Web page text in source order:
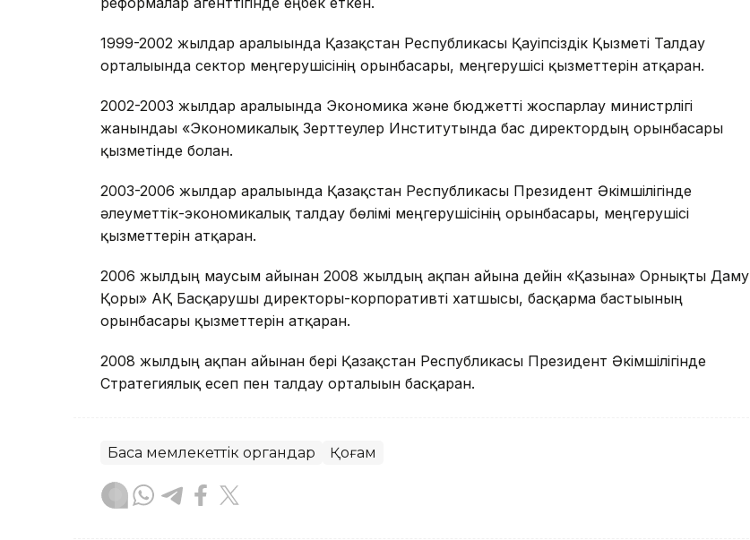
1999-2002 жылдар аралығында Қазақстан Республикасы Қауіпсіздік Қызметі Талдау
орталығында сектор меңгерушісінің орынбасары, меңгерушісі қызметтерін атқарған.
2002-2003 жылдар аралығында Экономика және бюджетті жоспарлау министрлігі
жанындағы «Экономикалық Зерттеулер Институтында бас директордың орынбасары
қызметінде болған.
2003-2006 жылдар аралығында Қазақстан Республикасы Президент Әкімшілігінде
әлеуметтік-экономикалық талдау бөлімі меңгерушісінің орынбасары, меңгерушісі
қызметтерін атқарған.
2006 жылдың маусым айынан 2008 жылдың ақпан айына дейін «Қазына» Орнықты Даму
Қоры» АҚ Басқарушы директоры-корпоративті хатшысы, басқарма бастығының
орынбасары қызметтерін атқарған.
2008 жылдың ақпан айынан бері Қазақстан Республикасы Президент Әкімшілігінде
Стратегиялық есеп пен талдау орталығын басқарған.
Басқа мемлекеттік органдар Қоғам